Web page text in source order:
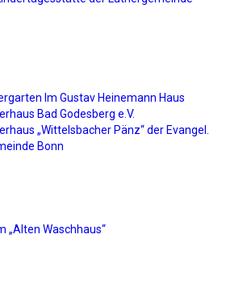
Im Gustav Heinemann Haus
Bad Godesberg e.V.
„Wittelsbacher Pänz“ der Evangel.
Bonn
„Alten Waschhaus“